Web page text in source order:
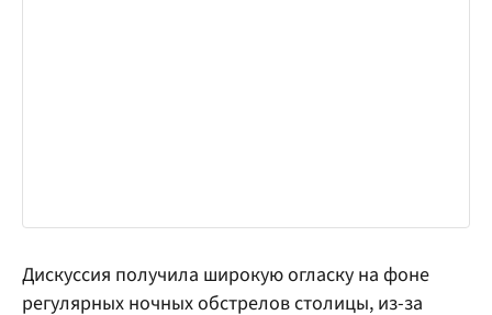
Дискуссия получила широкую огласку на фоне
регулярных ночных обстрелов столицы, из-за